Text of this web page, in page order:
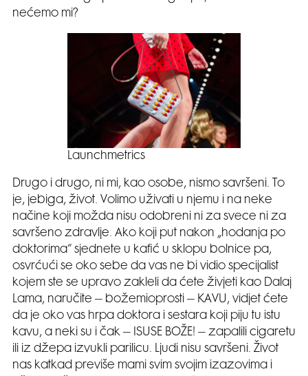
nećemo mi?
Launchmetrics
Drugo i drugo, ni mi, kao osobe, nismo savršeni. To
je, jebiga, život. Volimo uživati u njemu i na neke
načine koji možda nisu odobreni ni za svece ni za
savršeno zdravlje. Ako koji put nakon „hodanja po
doktorima“ sjednete u kafić u sklopu bolnice pa,
osvrćući se oko sebe da vas ne bi vidio specijalist
kojem ste se upravo zakleli da ćete živjeti kao Dalaj
Lama, naručite – božemioprosti – KAVU, vidjet ćete
da je oko vas hrpa doktora i sestara koji piju tu istu
kavu, a neki su i čak – ISUSE BOŽE! – zapalili cigaretu
ili iz džepa izvukli parilicu. Ljudi nisu savršeni. Život
nas katkad previše mami svim svojim izazovima i